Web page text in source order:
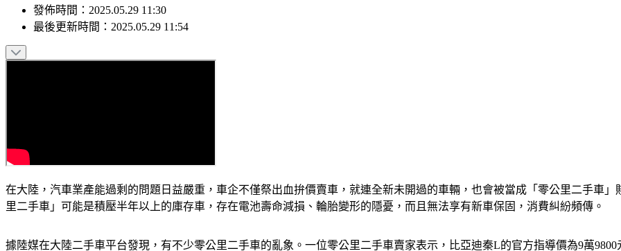
發佈時間： 2025.05.29 11:30
最後更新時間： 2025.05.29 11:54
在大陸，汽車業產能過剩的問題日益嚴重，車企不僅祭出血拚價賣車，就連全新未開過的車輛，也會被當成「零公里二手車
里二手車」可能是積壓半年以上的庫存車，存在電池壽命減損、輪胎變形的隱憂，而且無法享有新車保固，消費糾紛頻傳。
據陸媒在大陸二手車平台發現，有不少零公里二手車的亂象。一位零公里二手車賣家表示，比亞迪秦L的官方指導價為9萬